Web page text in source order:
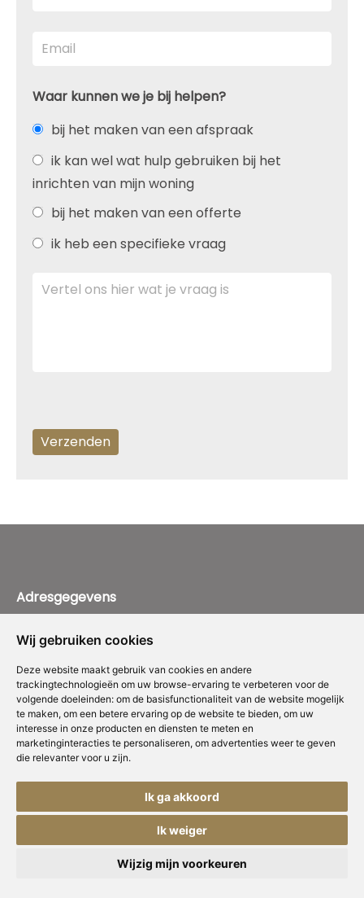
Wij gebruiken cookies
Deze website maakt gebruik van cookies en andere
trackingtechnologieën om uw browse-ervaring te verbeteren voor de
volgende doeleinden: om de basisfunctionaliteit van de website mogelijk
te maken, om een betere ervaring op de website te bieden, om uw
interesse in onze producten en diensten te meten en
marketinginteracties te personaliseren, om advertenties weer te geven
die relevanter voor u zijn.
Ik ga akkoord
Ik weiger
Wijzig mijn voorkeuren
Waar kunnen we je bij helpen?
bij het maken van een afspraak
ik kan wel wat hulp gebruiken bij het
inrichten van mijn woning
bij het maken van een offerte
ik heb een specifieke vraag
Adresgegevens
Gasthuisstraat 69
5171 GD Kaatsheuvel
Telefoon0416-275274
E-mailadvies@martvanbeers.nl